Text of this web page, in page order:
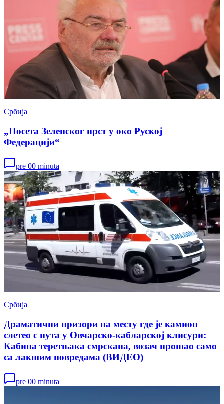
Србија
„Посета Зеленског прст у око Руској
Федерацији“
pre 00 minuta
Србија
Драматични призори на месту где је камион
слетео с пута у Овчарско-кабларској клисури:
Кабина теретњака смрскана, возач прошао само
са лакшим повредама (ВИДЕО)
pre 00 minuta